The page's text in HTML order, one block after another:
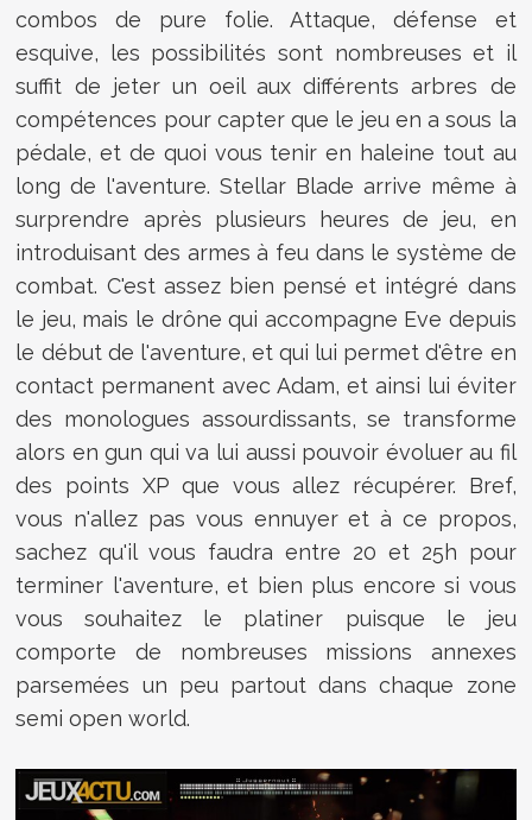
combos de pure folie. Attaque, défense et
esquive, les possibilités sont nombreuses et il
suffit de jeter un oeil aux différents arbres de
compétences pour capter que le jeu en a sous la
pédale, et de quoi vous tenir en haleine tout au
long de l'aventure. Stellar Blade arrive même à
surprendre après plusieurs heures de jeu, en
introduisant des armes à feu dans le système de
combat. C'est assez bien pensé et intégré dans
le jeu, mais le drône qui accompagne Eve depuis
le début de l'aventure, et qui lui permet d'être en
contact permanent avec Adam, et ainsi lui éviter
des monologues assourdissants, se transforme
alors en gun qui va lui aussi pouvoir évoluer au fil
des points XP que vous allez récupérer. Bref,
vous n'allez pas vous ennuyer et à ce propos,
sachez qu'il vous faudra entre 20 et 25h pour
terminer l'aventure, et bien plus encore si vous
vous souhaitez le platiner puisque le jeu
comporte de nombreuses missions annexes
parsemées un peu partout dans chaque zone
semi open world.